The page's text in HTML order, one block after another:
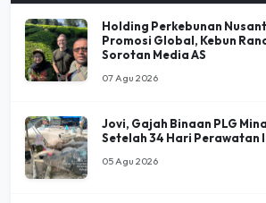
Holding Perkebunan
Promosi Global, Kebun
Sorotan Media AS
07 Agu 2026
Jovi, Gajah Binaan PLG
Setelah 34 Hari Perawatan
05 Agu 2026